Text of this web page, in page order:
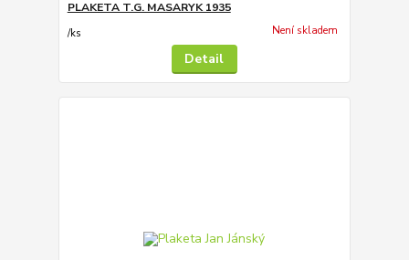
PLAKETA T.G. MASARYK 1935
/ks Není skladem
Detail